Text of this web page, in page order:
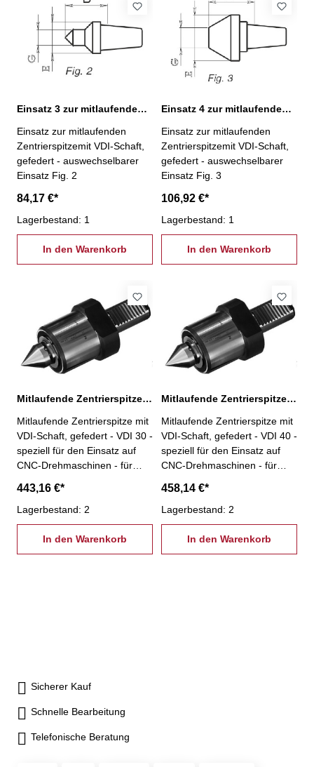
Einsatz 3 zur mitlaufenden Zentrierspitze VDI
Einsatz zur mitlaufenden
Zentrierspitzemit VDI-Schaft,
gefedert - auswechselbarer
Einsatz Fig. 2
84,17 €*
Lagerbestand: 1
In den Warenkorb
Einsatz 4 zur mitlaufenden Zentrierspitze VDI
Einsatz zur mitlaufenden
Zentrierspitzemit VDI-Schaft,
gefedert - auswechselbarer
Einsatz Fig. 3
106,92 €*
Lagerbestand: 1
In den Warenkorb
Mitlaufende Zentrierspitze VDI 30
Mitlaufende Zentrierspitze mit
VDI-Schaft, gefedert - VDI 30 -
speziell für den Einsatz auf
CNC-Drehmaschinen - für
Lieferung mit 1
Standardeinsatz (Fig. 1)
443,16 €*
Lagerbestand: 2
In den Warenkorb
Mitlaufende Zentrierspitze VDI 40
Mitlaufende Zentrierspitze mit
VDI-Schaft, gefedert - VDI 40 -
speziell für den Einsatz auf
CNC-Drehmaschinen - für
Lieferung mit 1
Standardeinsatz (Fig. 1)
458,14 €*
Lagerbestand: 2
In den Warenkorb
Sicherer Kauf
Schnelle Bearbeitung
Telefonische Beratung